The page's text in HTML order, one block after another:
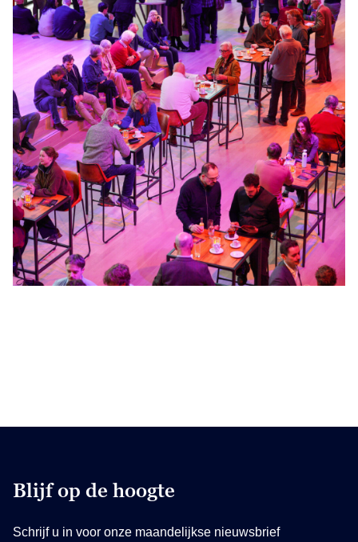
Blijf op de hoogte
Schrijf u in voor onze maandelijkse nieuwsbrief